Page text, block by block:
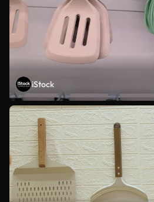
iStock